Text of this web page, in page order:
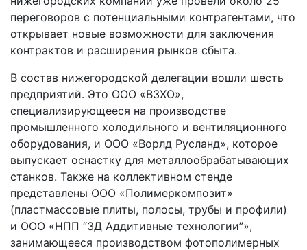
переговоров с потенциальными контрагентами, что
открывает новые возможности для заключения
контрактов и расширения рынков сбыта.
В состав нижегородской делегации вошли шесть
предприятий. Это ООО «ВЗХО»,
специализирующееся на производстве
промышленного холодильного и вентиляционного
оборудования, и ООО «Ворлд Русланд», которое
выпускает оснастку для металлообрабатывающих
станков. Также на коллективном стенде
представлены ООО «Полимеркомпозит»
(пластмассовые плиты, полосы, трубы и профили)
и ООО «НПП “3Д Аддитивные технологии”»,
занимающееся производством фотополимерных